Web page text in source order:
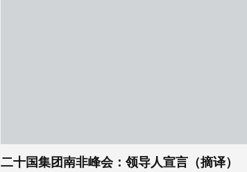
二十国集团南非峰会：领导人宣言（摘译）